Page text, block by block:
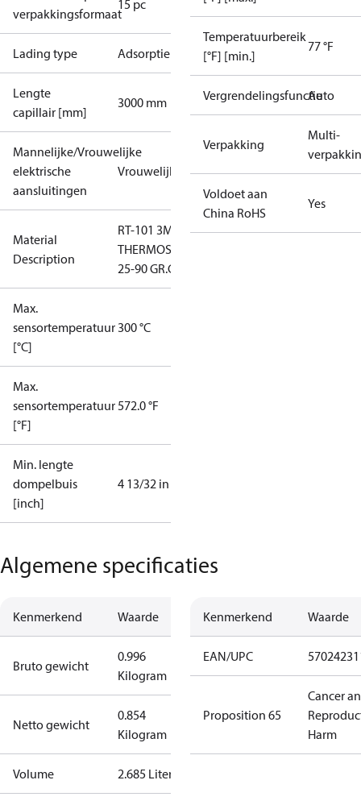
verpakkingsformaat
15 pc
Lading type Adsorptie
Lengte
capillair [mm]
3000 mm
Mannelijke/Vrouwelijke
elektrische
aansluitingen
Vrouwelijk
Material
Description
RT-101 3M
THERMOSTAAT
25-90 GR.C
Max.
sensortemperatuur
[°C]
300 °C
Max.
sensortemperatuur
[°F]
572.0 °F
Min. lengte
dompelbuis
[inch]
4 13/32 in
Temperatuurbereik
[°F] [min.]
77 °F
VergrendelingsfunctieAuto
Verpakking
Multi-
Voldoet aan
China RoHS
Yes
Algemene specificaties
Kenmerkend Waarde
Bruto gewicht
0.996
Kilogram
Netto gewicht
0.854
Kilogram
Volume 2.685 Liter
Kenmerkend Waarde
EAN/UPC
Proposition 65
Cancer
Harm